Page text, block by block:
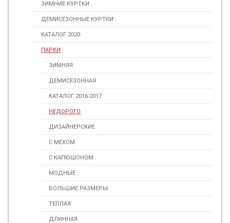
ЗИМНИЕ КУРТКИ
ДЕМИСЕЗОННЫЕ КУРТКИ
КАТАЛОГ 2020
ПАРКИ
ЗИМНЯЯ
ДЕМИСЕЗОННАЯ
КАТАЛОГ 2016-2017
НЕДОРОГО
ДИЗАЙНЕРСКИЕ
С МЕХОМ
С КАПЮШОНОМ
МОДНЫЕ
БОЛЬШИЕ РАЗМЕРЫ
ТЕПЛАЯ
ДЛИННАЯ